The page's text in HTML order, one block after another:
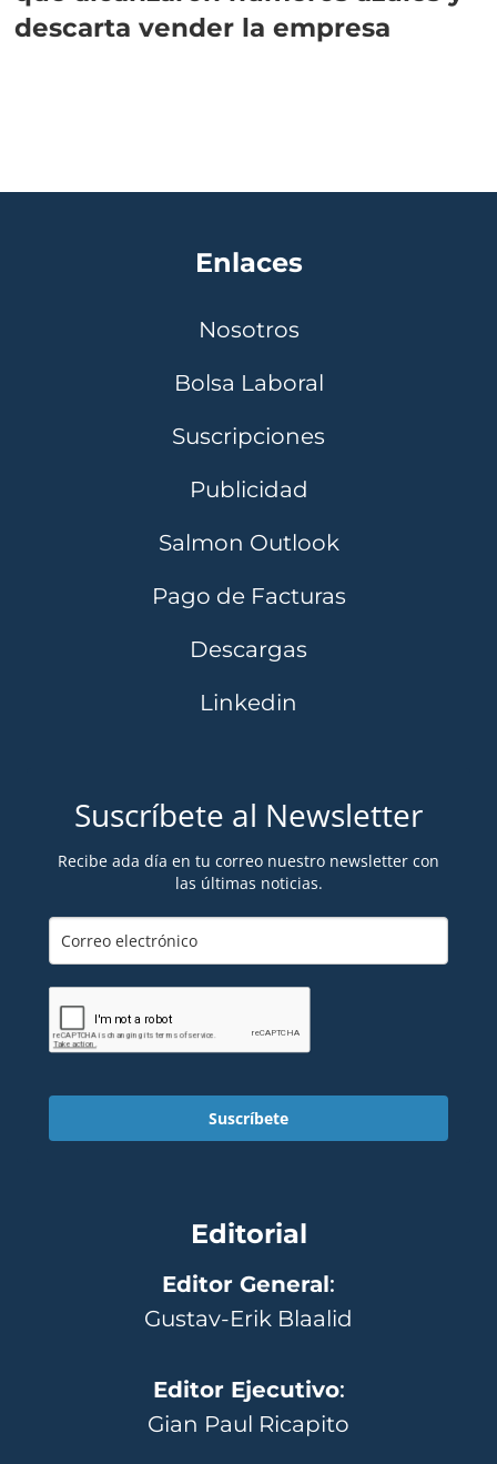
descarta vender la empresa
Enlaces
Nosotros
Bolsa Laboral
Suscripciones
Publicidad
Salmon Outlook
Pago de Facturas
Descargas
Linkedin
Suscríbete al Newsletter
Recibe ada día en tu correo nuestro newsletter con
las últimas noticias.
Suscríbete
Editorial
Editor General:
Gustav-Erik Blaalid
Editor Ejecutivo:
Gian Paul Ricapito